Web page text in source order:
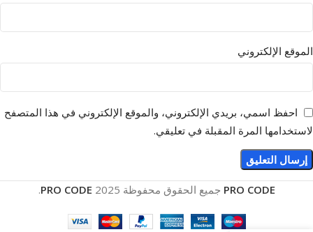
الموقع الإلكتروني
احفظ اسمي، بريدي الإلكتروني، والموقع الإلكتروني في هذا المتصفح
لاستخدامها المرة المقبلة في تعليقي.
PRO CODE جميع الحقوق محفوظة PRO CODE
.